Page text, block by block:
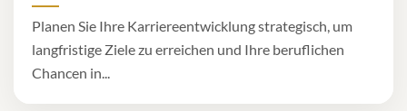
Planen Sie Ihre Karriereentwicklung strategisch, um
langfristige Ziele zu erreichen und Ihre beruflichen
Chancen in...